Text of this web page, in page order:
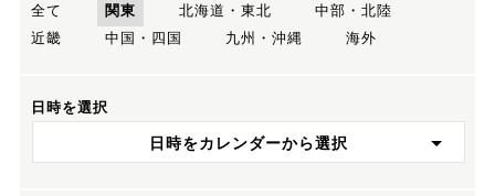
全て
関東 北海道・東北
中部・北陸
近畿
中国・四国 九州・沖縄 海外
日時を選択
日時をカレンダーから選択